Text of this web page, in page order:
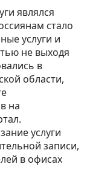
являлся
стало
услуги и
не выходя
в
области,
на
услуги
записи,
в офисах